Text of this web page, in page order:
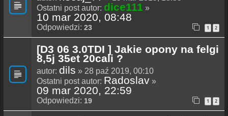
Ostatni post autor: dice111 »
10 mar 2020, 08:48
Odpowiedzi: 23 1 2
[D3 06 3.0TDI ] Jakie opony na felgi
8,5j 35et 20cali ?
autor: dils » 28 paź 2019, 00:10
Ostatni post autor: Radoslav »
09 mar 2020, 22:59
Odpowiedzi: 19 1 2